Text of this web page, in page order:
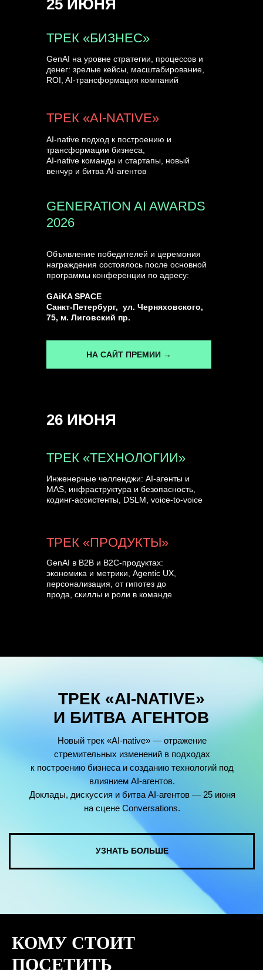
Объявление победителей и церемония
награждения состоялось после основной
программы конференции по адресу:
GAiKA SPACE
Санкт-Петербург, ул. Черняховского,
75, м. Лиговский пр.
ТРЕК «БИЗНЕС»
GENERATION AI AWARDS
2026
GenAI на уровне стратегии, процессов и
денег: зрелые кейсы, масштабирование,
ROI, AI-трансформация компаний
AI-native подход к построению и
трансформации бизнеса,
AI-native команды и стартапы, новый
венчур и битва AI-агентов
ТРЕК «AI-NATIVE»
25 ИЮНЯ
26 ИЮНЯ
ТРЕК «ПРОДУКТЫ»
GenAI в B2B и B2C-продуктах:
экономика и метрики, Agentic UX,
персонализация, от гипотез до
прода, скиллы и роли в команде
Инженерные челленджи: AI-агенты и
MAS, инфраструктура и безопасность,
кодинг-ассистенты, DSLM, voice-to-voice
ТРЕК «ТЕХНОЛОГИИ»
НА САЙТ ПРЕМИИ →
УЗНАТЬ БОЛЬШЕ
КОМУ СТОИТ
ПОСЕТИТЬ
ГЕНЕРАЛЬНЫЙ ИНФОПАРТНЕР
CONVERSATIONS